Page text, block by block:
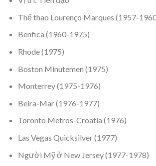
Thể thao Lourenço Marques (1957-
Benfica (1960-1975)
Rhode (1975)
Boston Minutemen (1975)
Monterrey (1975-1976)
Beira-Mar (1976-1977)
Toronto Metros-Croatia (1976)
Las Vegas Quicksilver (1977)
Người Mỹ ở New Jersey (1977-1978)